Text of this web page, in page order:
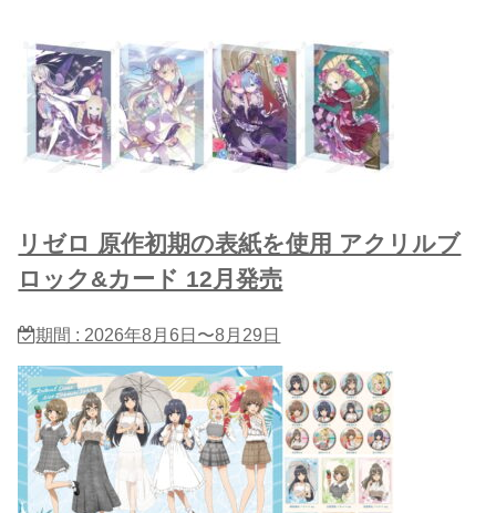
リゼロ 原作初期の表紙を使用 アクリルブ
ロック&カード 12月発売
期間 : 2026年8月6日〜8月29日